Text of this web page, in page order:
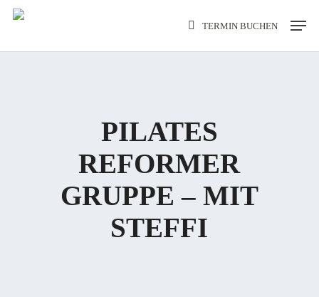
Skip
TERMIN BUCHEN
Menu
PILATES
REFORMER
GRUPPE – MIT
STEFFI